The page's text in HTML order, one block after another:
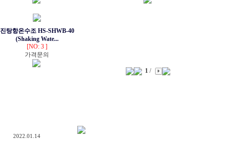
진탕항온수조 HS-SHWB-40
(Shaking Wate...
[NO: 3 ]
가격문의
1 /
2022.01.14